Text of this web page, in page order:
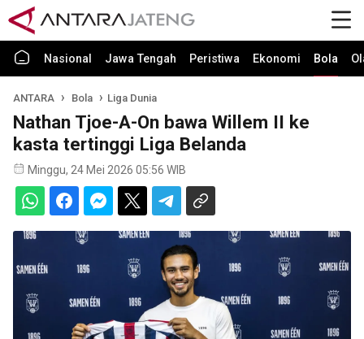
Nasional Jawa Tengah Peristiwa Ekonomi Bola
ANTARA Bola Liga Dunia
Nathan Tjoe-A-On bawa Willem II ke
kasta tertinggi Liga Belanda
Minggu, 24 Mei 2026 05:56 WIB